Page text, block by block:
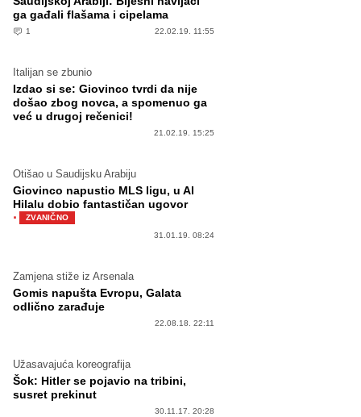
ga gađali flašama i cipelama
1 22.02.19. 11:55
Italijan se zbunio
Izdao si se: Giovinco tvrdi da nije
došao zbog novca, a spomenuo ga
već u drugoj rečenici!
21.02.19. 15:25
Otišao u Saudijsku Arabiju
Giovinco napustio MLS ligu, u Al
Hilalu dobio fantastičan ugovor
·
ZVANIČNO
31.01.19. 08:24
Zamjena stiže iz Arsenala
Gomis napušta Evropu, Galata
odlično zarađuje
22.08.18. 22:11
Užasavajuća koreografija
Šok: Hitler se pojavio na tribini,
susret prekinut
30.11.17. 20:28